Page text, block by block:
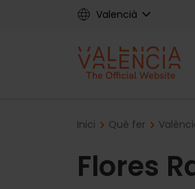
Valencià
Inici Què fer
Flores